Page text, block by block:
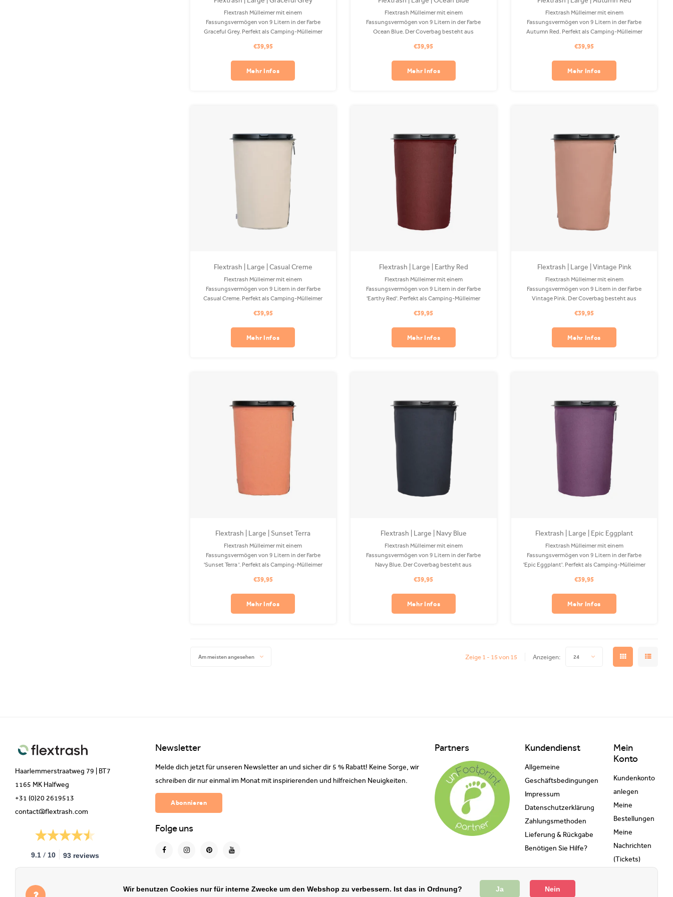
Flextrash Mülleimer mit einem
Fassungsvermögen von 9 Litern in der Farbe
Graceful Grey. Perfekt als Camping-Mülleimer
recyceltem PET und ist in Ihrer Waschmaschine
waschbar. Clips sind separat erhältlich.
€39,95
Mehr Infos
Flextrash Mülleimer mit einem
Fassungsvermögen von 9 Litern in der Farbe
Ocean Blue. Der Coverbag besteht aus
waschbar. Befestigungsclips sind separat
erhältlich.
€39,95
Mehr Infos
Flextrash Mülleimer mit einem
Fassungsvermögen von 9 Litern in der Farbe
Autumn Red. Perfekt als Camping-Mülleimer
recyceltem PET und ist in Ihrer Waschmaschine
waschbar. Clips sind separat erhältlich.
€39,95
Mehr Infos
Flextrash | Large | Casual Creme
Flextrash Mülleimer mit einem
Fassungsvermögen von 9 Litern in der Farbe
Casual Creme. Perfekt als Camping-Mülleimer
recyceltem PET und ist in Ihrer Waschmaschine
waschbar. Clips sind separat erhältlich.
€39,95
Mehr Infos
Flextrash | Large | Earthy Red
Flextrash Mülleimer mit einem
Fassungsvermögen von 9 Litern in der Farbe
'Earthy Red'. Perfekt als Camping-Mülleimer
recyceltem PET und ist in Ihrer Waschmaschine
waschbar.
€39,95
Mehr Infos
Flextrash | Large | Vintage Pink
Flextrash Mülleimer mit einem
Fassungsvermögen von 9 Litern in der Farbe
Vintage Pink. Der Coverbag besteht aus
waschbar. Befestigungsclips sind separat
erhältlich.
€39,95
Mehr Infos
Flextrash | Large | Sunset Terra
Flextrash Mülleimer mit einem
Fassungsvermögen von 9 Litern in der Farbe
'Sunset Terra '. Perfekt als Camping-Mülleimer
recyceltem PET und ist in Ihrer Waschmaschine
waschbar.
€39,95
Mehr Infos
Flextrash | Large | Navy Blue
Flextrash Mülleimer mit einem
Fassungsvermögen von 9 Litern in der Farbe
Navy Blue. Der Coverbag besteht aus
waschbar. Befestigungsclips sind separat
erhältlich.
€39,95
Mehr Infos
Flextrash | Large | Epic Eggplant
Flextrash Mülleimer mit einem
Fassungsvermögen von 9 Litern in der Farbe
'Epic Eggplant'. Perfekt als Camping-Mülleimer
recyceltem PET und ist in Ihrer Waschmaschine
waschbar.
€39,95
Mehr Infos
Am meisten angesehen Zeige 1 - 15 von 15 Anzeigen: 24
Haarlemmerstraatweg 79 | BT7
1165 MK Halfweg
+31 (0)20 2619513
contact@flextrash.com
9.1 / 10 93 reviews
Newsletter
Melde dich jetzt für unseren Newsletter an und sicher dir 5 % Rabatt! Keine Sorge, wir
schreiben dir nur einmal im Monat mit inspirierenden und hilfreichen Neuigkeiten.
Abonnieren
Folge uns
Partners Kundendienst
Allgemeine
Geschäftsbedingungen
Impressum
Datenschutzerklärung
Zahlungsmethoden
Lieferung & Rückgabe
Benötigen Sie Hilfe?
Mein
Konto
Kundenkonto
anlegen
Meine
Bestellungen
Meine
Nachrichten
(Tickets)
Wir benutzen Cookies nur für interne Zwecke um den Webshop zu verbessern. Ist das in Ordnung? Ja Nein